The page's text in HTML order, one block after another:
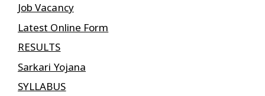
Job Vacancy
Latest Online Form
RESULTS
Sarkari Yojana
SYLLABUS